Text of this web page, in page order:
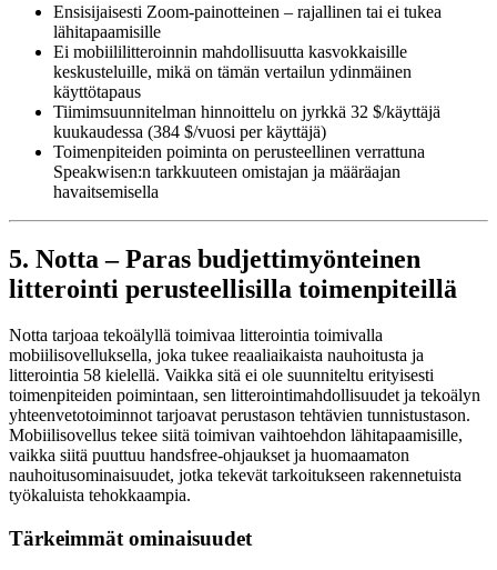
Ensisijaisesti Zoom-painotteinen – rajallinen tai ei tukea
lähitapaamisille
Ei mobiililitteroinnin mahdollisuutta kasvokkaisille
keskusteluille, mikä on tämän vertailun ydinmäinen
käyttötapaus
Tiimimsuunnitelman hinnoittelu on jyrkkä 32 $/käyttäjä
kuukaudessa (384 $/vuosi per käyttäjä)
Toimenpiteiden poiminta on perusteellinen verrattuna
Speakwisen:n tarkkuuteen omistajan ja määräajan
havaitsemisella
5. Notta – Paras budjettimyönteinen
litterointi perusteellisilla toimenpiteillä
Notta tarjoaa tekoälyllä toimivaa litterointia toimivalla
mobiilisovelluksella, joka tukee reaaliaikaista nauhoitusta ja
litterointia 58 kielellä. Vaikka sitä ei ole suunniteltu erityisesti
toimenpiteiden poimintaan, sen litterointimahdollisuudet ja tekoälyn
yhteenvetotoiminnot tarjoavat perustason tehtävien tunnistustason.
Mobiilisovellus tekee siitä toimivan vaihtoehdon lähitapaamisille,
vaikka siitä puuttuu handsfree-ohjaukset ja huomaamaton
nauhoitusominaisuudet, jotka tekevät tarkoitukseen rakennetuista
työkaluista tehokkaampia.
Tärkeimmät ominaisuudet